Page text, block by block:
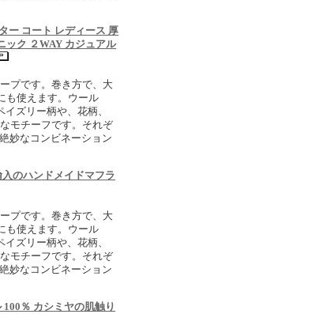
ー コート レディース 厚
ック ２WAY カジュアル
プです。巻き方で、大
も使えます。ウール
ズリー柄や、花柄、
モチーフです。それぞ
妙なコンビネーション
のハンドメイドマフラ
プです。巻き方で、大
も使えます。ウール
ズリー柄や、花柄、
モチーフです。それぞ
妙なコンビネーション
％ カシミヤの肌触り